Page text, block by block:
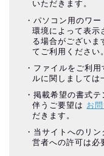
いただきます。
パソコン用のワー
環境によって表示
る場合がございま
てご利用ください。
ファイルをご利
ルに関しましては
掲載希望の書式
伴うご要望は お
だきます。
当サイトへのリ
営者への許可は必